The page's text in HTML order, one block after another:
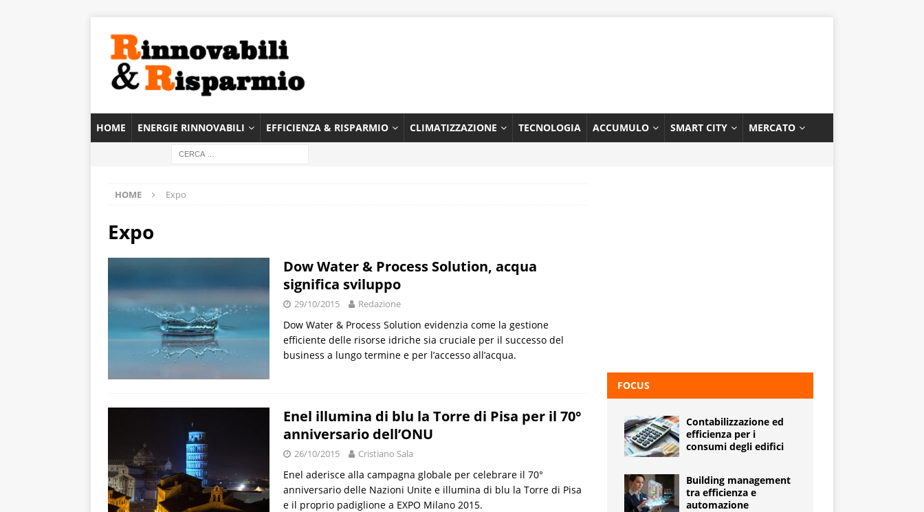
HOME ENERGIE RINNOVABILI EFFICIENZA & RISPARMIO CLIMATIZZAZIONE TECNOLOGIA ACCUMULO SMART CITY MERCATO
HOME Expo
Expo
Dow Water & Process Solution, acqua
significa sviluppo
29/10/2015 Redazione
Dow Water & Process Solution evidenzia come la gestione
efficiente delle risorse idriche sia cruciale per il successo del
business a lungo termine e per l’accesso all’acqua.
Enel illumina di blu la Torre di Pisa per il 70°
anniversario dell’ONU
26/10/2015 Cristiano Sala
Enel aderisce alla campagna globale per celebrare il 70°
anniversario delle Nazioni Unite e illumina di blu la Torre di Pisa
e il proprio padiglione a EXPO Milano 2015.
FOCUS
Contabilizzazione ed
efficienza per i
consumi degli edifici
Building management
tra efficienza e
automazione